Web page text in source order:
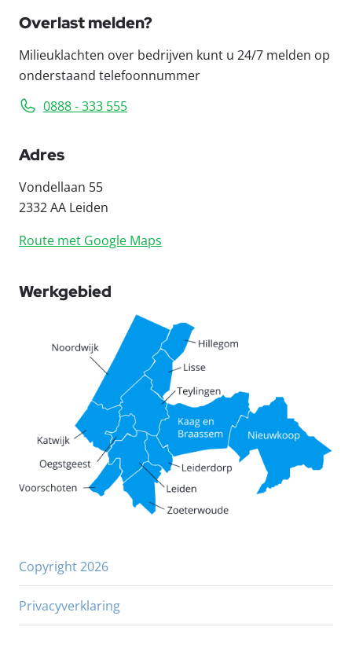
Overlast melden?
Milieuklachten over bedrijven kunt u 24/7 melden op
onderstaand telefoonnummer
0888 - 333 555
Adres
Vondellaan 55
2332 AA Leiden
Route met Google Maps
Werkgebied
Copyright 2026
Privacyverklaring